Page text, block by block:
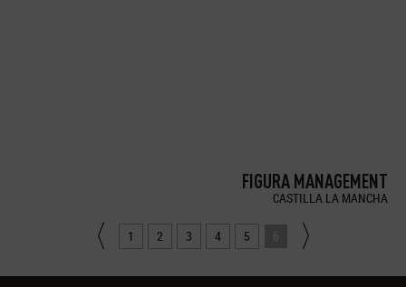
FIGURA MANAGEMENT
CASTILLA LA MANCHA
1 2 3 4 5 6